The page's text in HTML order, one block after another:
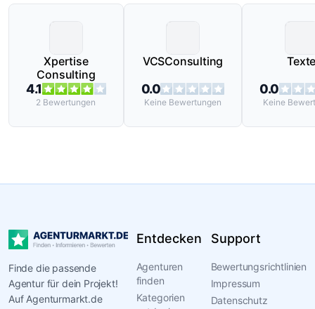
Xpertise
Consulting
4.1
2 Bewertungen
VCSConsulting
0.0
Keine Bewertungen
0.0
Keine
Finde die passende
Agentur für dein Projekt!
Auf Agenturmarkt.de
Entdecken
Agenturen
finden
Kategorien
Support
Bewertungsrichtlinien
Impressum
Datenschutz